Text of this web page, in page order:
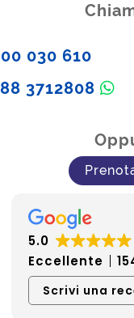
030 610
3712808
5.0
Eccellente
Scrivi una